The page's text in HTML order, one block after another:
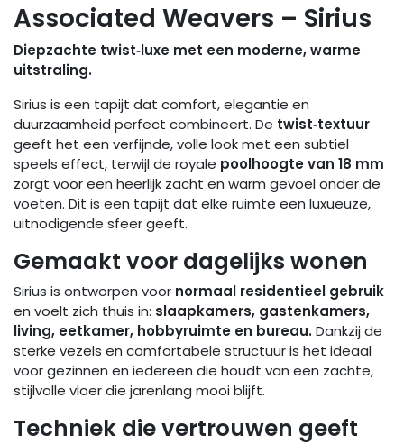
Associated Weavers – Sirius
Diepzachte twist‑luxe met een moderne, warme
uitstraling.
Sirius is een tapijt dat comfort, elegantie en
duurzaamheid perfect combineert. De twist‑textuur
geeft het een verfijnde, volle look met een subtiel
speels effect, terwijl de royale poolhoogte van 18 mm
zorgt voor een heerlijk zacht en warm gevoel onder de
voeten. Dit is een tapijt dat elke ruimte een luxueuze,
uitnodigende sfeer geeft.
Gemaakt voor dagelijks wonen
Sirius is ontworpen voor normaal residentieel gebruik
en voelt zich thuis in: slaapkamers, gastenkamers,
living, eetkamer, hobbyruimte en bureau.Dankzij de
sterke vezels en comfortabele structuur is het ideaal
voor gezinnen en iedereen die houdt van een zachte,
stijlvolle vloer die jarenlang mooi blijft.
Techniek die vertrouwen geeft